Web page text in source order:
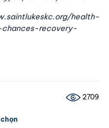
health-
recovery-
2709